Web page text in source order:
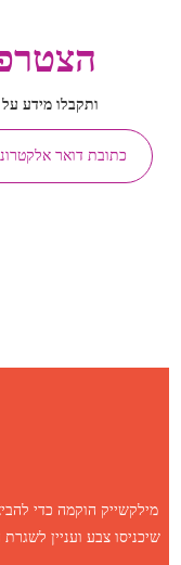
ותקבלו מידע
מילקשייק הוקמה כדי
שיכניסו צבע ועניין